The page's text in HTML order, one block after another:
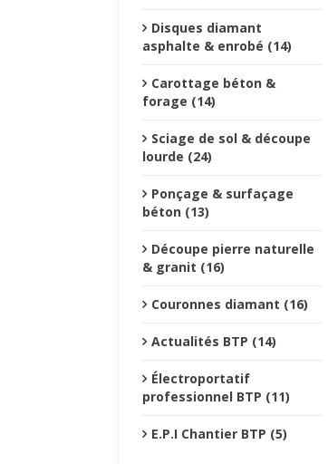
Disques diamant
asphalte & enrobé (14)
Carottage béton &
forage (14)
Sciage de sol & découpe
lourde (24)
Ponçage & surfaçage
béton (13)
Découpe pierre naturelle
& granit (16)
Couronnes diamant (16)
Actualités BTP (14)
Électroportatif
professionnel BTP (11)
E.P.I Chantier BTP (5)